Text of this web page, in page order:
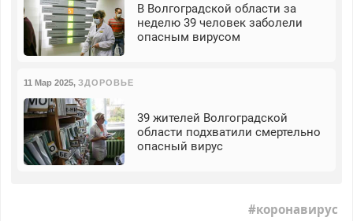
В Волгоградской области за
неделю 39 человек заболели
опасным вирусом
11 Мар 2025, ЗДОРОВЬЕ
39 жителей Волгоградской
области подхватили смертельно
опасный вирус
коронавирус